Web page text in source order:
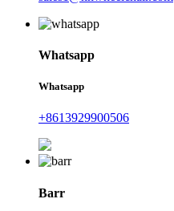
Whatsapp
Whatsapp
+8613929900506
Barr